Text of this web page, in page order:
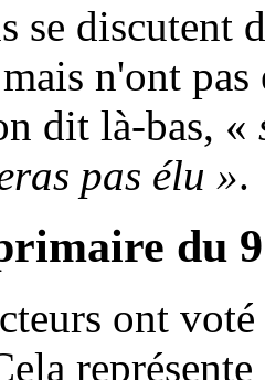
se discutent
n'ont pas
dit là-bas, «
pas élu ».
du
ont